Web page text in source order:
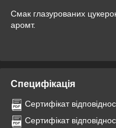
Смак глазурованих
аромт.
Специфікація
Сертифікат
Сертифікат